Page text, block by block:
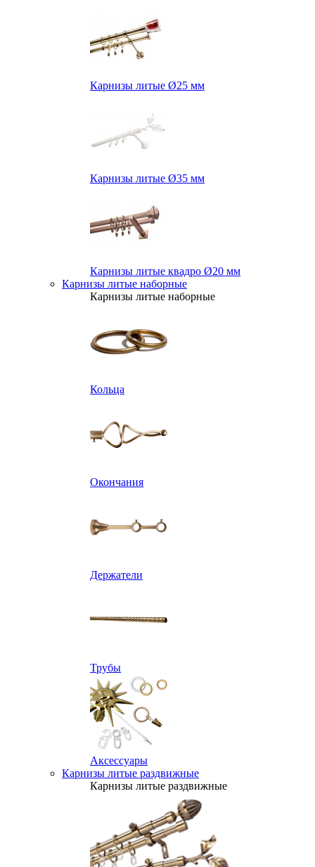
Карнизы литые Ø25 мм
Карнизы литые Ø35 мм
Карнизы литые квадро Ø20 мм
Карнизы литые наборные
Карнизы литые наборные
Кольца
Окончания
Держатели
Трубы
Аксессуары
Карнизы литые раздвижные
Карнизы литые раздвижные